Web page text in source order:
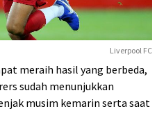
Liverpool FC
meraih hasil yang berbeda,
sudah menunjukkan
musim kemarin serta saat